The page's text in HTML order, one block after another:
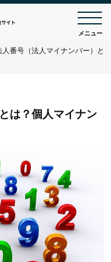
メニュー
人番号（法人マイナンバー）と
は？個人マイナン